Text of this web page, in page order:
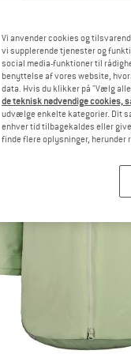
Vi anvender cookies og
vi supplerende tjenester og
social media-funktioner til
benyttelse af vores website,
data. Hvis du klikker på "Vælg
de teknisk nødvendige cookies,
udvælge enkelte kategorier. Dit
enhver tid tilbagekaldes eller
finde flere oplysninger,